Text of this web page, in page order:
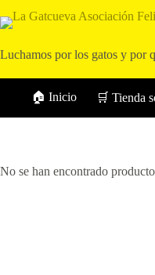
al
Luchamos por los gatos y por
🏠 Inicio 🛒 Tienda
No se han encontrado